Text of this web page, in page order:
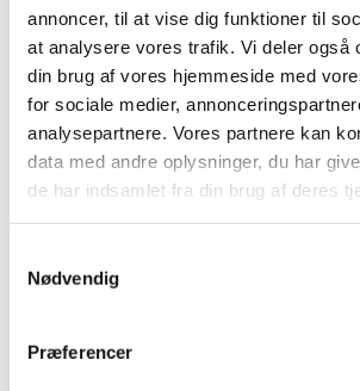
annoncer, til at vise dig funktioner til
at analysere vores trafik. Vi deler også
din brug af vores hjemmeside med
for sociale medier,
analysepartnere. Vores partnere kan
data med andre oplysninger, du har
de har indsamlet fra din brug af deres
Nødvendig
Præferencer
Spar 17%
4008239384393
DKK 25,00
JR FARM
DKK